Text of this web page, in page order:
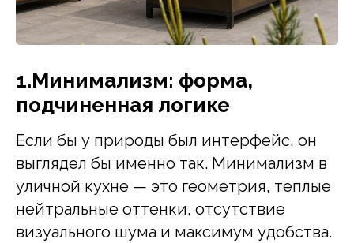
1.Минимализм: форма,
подчиненная логике
Если бы у природы был интерфейс, он
выглядел бы именно так. Минимализм в
уличной кухне — это геометрия, теплые
нейтральные оттенки, отсутствие
визуального шума и максимум удобства.